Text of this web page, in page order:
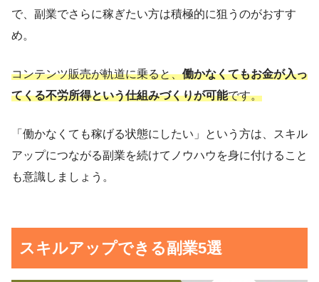
で、副業でさらに稼ぎたい方は積極的に狙うのがおすす
め。
コンテンツ販売が軌道に乗ると、働かなくてもお金が入っ
てくる不労所得という仕組みづくりが可能です。
「働かなくても稼げる状態にしたい」という方は、スキル
アップにつながる副業を続けてノウハウを身に付けること
も意識しましょう。
スキルアップできる副業5選